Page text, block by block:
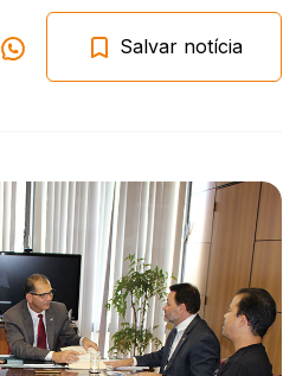
Salvar notícia